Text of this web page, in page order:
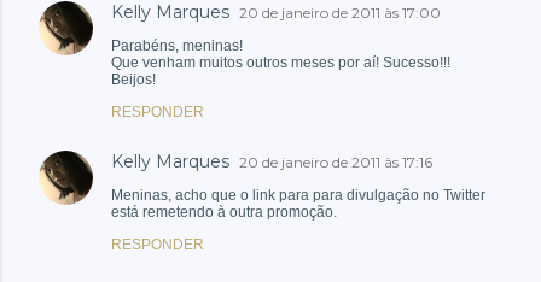
Kelly Marques 20 de janeiro de 2011 às 17:00
Parabéns, meninas!
Que venham muitos outros meses por aí! Sucesso!!!
Beijos!
RESPONDER
Kelly Marques 20 de janeiro de 2011 às 17:16
Meninas, acho que o link para para divulgação no Twitter
está remetendo à outra promoção.
RESPONDER